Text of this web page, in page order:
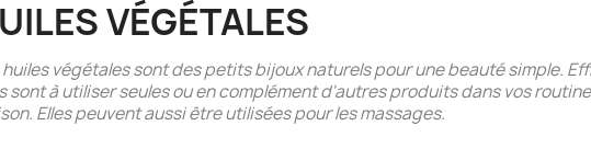
VÉGÉTALES
huiles végétales sont des petits bijoux naturels pour une beauté simple.
sont à utiliser seules ou en complément d'autres produits dans vos
Elles peuvent aussi être utilisées pour les massages.